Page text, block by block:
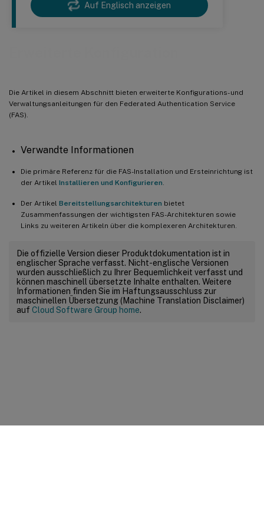
Auf Englisch anzeigen
Die Artikel in diesem Abschnitt bieten erweiterte Konfigurations- und
Verwaltungsanleitungen für den Federated Authentication Service
(FAS).
Verwandte Informationen
Die primäre Referenz für die FAS-Installation und Ersteinrichtung ist
der Artikel Installieren und Konfigurieren
Der Artikel Bereitstellungsarchitekturen bietet
Zusammenfassungen der wichtigsten FAS-Architekturen sowie
Links zu weiteren Artikeln über die komplexeren Architekturen.
Die offizielle Version dieser Produktdokumentation ist in
englischer Sprache verfasst. Nicht-englische Versionen
wurden ausschließlich zu Ihrer Bequemlichkeit verfasst und
können maschinell übersetzte Inhalte enthalten. Weitere
Informationen finden Sie im Haftungsausschluss zur
maschinellen Übersetzung (Machine Translation Disclaimer)
auf Cloud Software Group home.